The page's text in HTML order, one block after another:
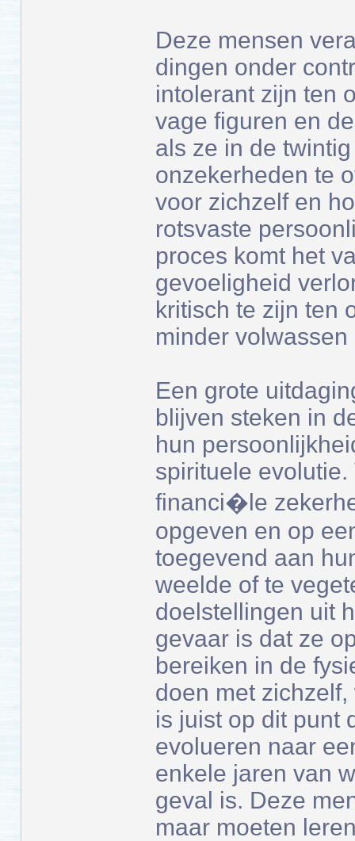
Deze mensen
dingen onder
intolerant zijn ten
vage figuren en
als ze in de
onzekerheden te
voor zichzelf en
rotsvaste
proces komt het
gevoeligheid
kritisch te zijn ten
minder
Een grote
blijven steken in
hun
spirituele
financi�le
opgeven en op
toegevend aan
weelde of te
doelstellingen uit
gevaar is dat ze
bereiken in de
doen met
is juist op dit punt
evolueren naar
enkele jaren van
geval is. Deze
maar moeten